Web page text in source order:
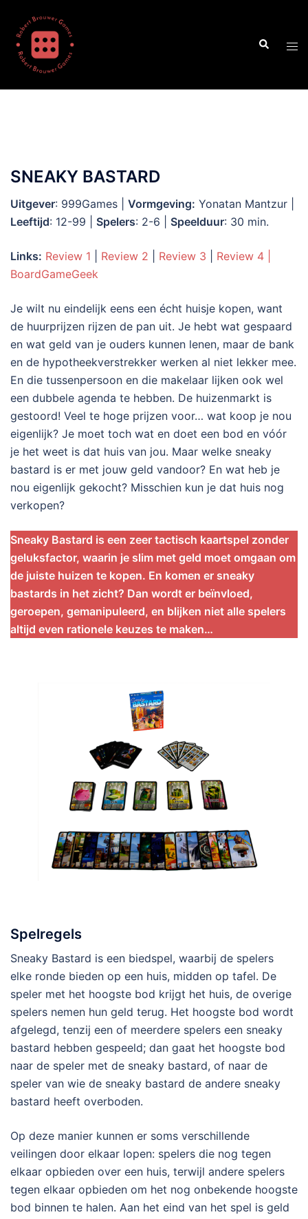
naar
inhoud
Zoeken
SNEAKY BASTARD
Uitgever: 999Games | Vormgeving: Yonatan Mantzur |
Leeftijd: 12-99 | Spelers: 2-6 | Speelduur: 30 min.
Links: Review 1 Review 2 Review 3 Review 4
BoardGameGeek
Je wilt nu eindelijk eens een écht huisje kopen, want
de huurprijzen rijzen de pan uit. Je hebt wat gespaard
en wat geld van je ouders kunnen lenen, maar de bank
en de hypotheekverstrekker werken al niet lekker mee.
En die tussenpersoon en die makelaar lijken ook wel
een dubbele agenda te hebben. De huizenmarkt is
gestoord! Veel te hoge prijzen voor… wat koop je nou
eigenlijk? Je moet toch wat en doet een bod en vóór
je het weet is dat huis van jou. Maar welke sneaky
bastard is er met jouw geld vandoor? En wat heb je
nou eigenlijk gekocht? Misschien kun je dat huis nog
verkopen?
Sneaky Bastard is een zeer tactisch kaartspel zonder
geluksfactor, waarin je slim met geld moet omgaan om
de juiste huizen te kopen. En komen er sneaky
bastards in het zicht? Dan wordt er beïnvloed,
geroepen, gemanipuleerd, en blijken niet alle spelers
altijd even rationele keuzes te maken…
Spelregels
Sneaky Bastard is een biedspel, waarbij de spelers
elke ronde bieden op een huis, midden op tafel. De
speler met het hoogste bod krijgt het huis, de overige
spelers nemen hun geld terug. Het hoogste bod wordt
afgelegd, tenzij een of meerdere spelers een sneaky
bastard hebben gespeeld; dan gaat het hoogste bod
naar de speler met de sneaky bastard, of naar de
speler van wie de sneaky bastard de andere sneaky
bastard heeft overboden.
Op deze manier kunnen er soms verschillende
veilingen door elkaar lopen: spelers die nog tegen
elkaar opbieden over een huis, terwijl andere spelers
tegen elkaar opbieden om het nog onbekende hoogste
bod binnen te halen. Aan het eind van het spel is geld